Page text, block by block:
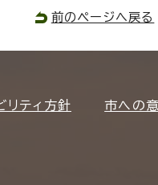
前のページへ戻る
リティ方針 市への意